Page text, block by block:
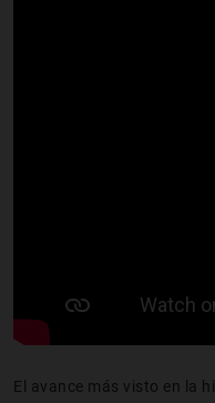
El avance más visto en la